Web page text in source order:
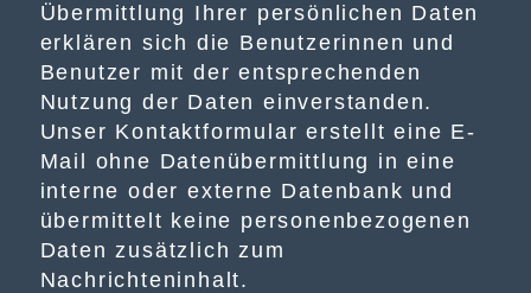
Übermittlung Ihrer persönlichen Daten
erklären sich die Benutzerinnen und
Benutzer mit der entsprechenden
Nutzung der Daten einverstanden.
Unser Kontaktformular erstellt eine E-
Mail ohne Datenübermittlung in eine
interne oder externe Datenbank und
übermittelt keine personenbezogenen
Daten zusätzlich zum
Nachrichteninhalt.